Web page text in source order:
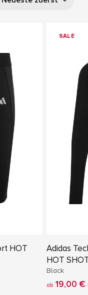
HOT
SALE
Adidas
HOT
Black
ab 19,00 €